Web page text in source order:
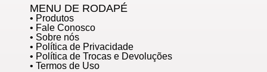
MENU DE RODAPÉ
• Produtos
• Fale Conosco
• Sobre nós
• Política de Privacidade
• Política de Trocas e Devoluções
• Termos de Uso